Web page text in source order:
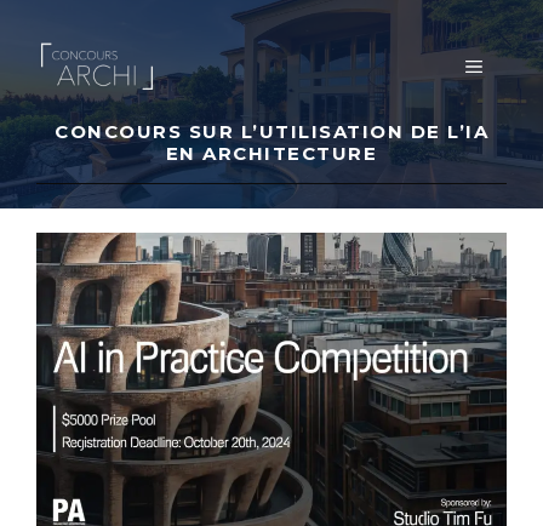
contenu
MENU
CONCOURS SUR L’UTILISATION DE L’IA
EN ARCHITECTURE